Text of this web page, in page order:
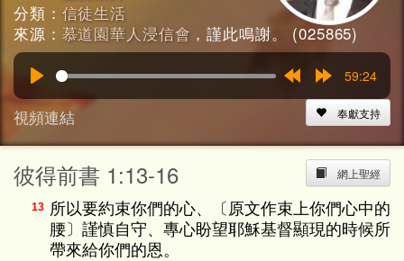
分類： 信徒生活
來源： 慕道園華人浸信會 ，謹此鳴謝。 (025865)
15s
59:24
視頻連結 奉獻支持
網上聖經
彼得前書 1:13-16
13 所以要約束你們的心、〔原文作束上你們心中的
腰〕謹慎自守、專心盼望耶穌基督顯現的時候所
帶來給你們的恩。